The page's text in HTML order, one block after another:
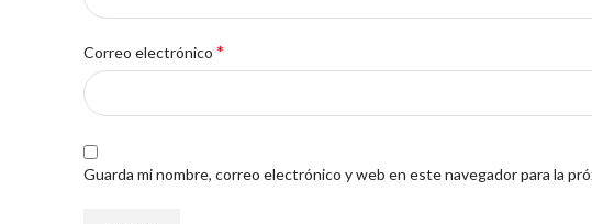
Correo electrónico *
Guarda mi nombre, correo electrónico y web en este navegador para la